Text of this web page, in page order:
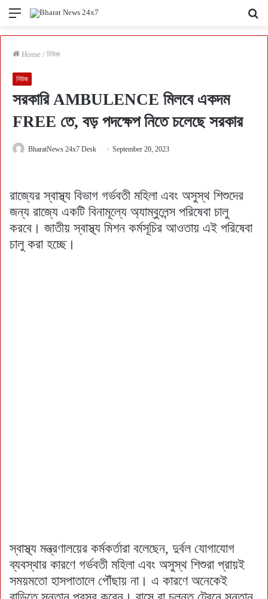
Menu
Home / নিউজ
নিউজ
সরকারি AMBULENCE মিলবে একদম
FREE তে, বড় পদক্ষেপ নিতে চলেছে সরকার
BharatNews 24x7 Desk September 20, 2023
রাজ্যের স্বাস্থ্য বিভাগ গর্ভবতী মহিলা এবং অসুস্থ শিশুদের
জন্য রাজ্যে একটি বিনামূল্যে অ্যাম্বুলেন্স পরিষেবা চালু
করবে। জাতীয় স্বাস্থ্য মিশন কর্মসূচির আওতায় এই পরিষেবা
চালু করা হচ্ছে।
স্বাস্থ্য মন্ত্রণালয়ের কর্মকর্তারা বলেছেন, দুর্বল যোগাযোগ
ব্যবস্থার কারণে গর্ভবতী মহিলা এবং অসুস্থ শিশুরা প্রায়ই
সময়মতো হাসপাতালে পৌঁছায় না। এ কারণে অনেকেই